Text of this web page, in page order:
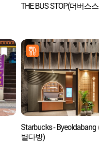
THE BUS STOP(더버스
Starbucks -
별다방)